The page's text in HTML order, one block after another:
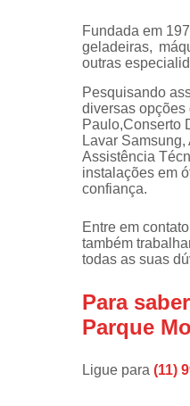
Fundada em
geladeiras,
outras
Pesquisando
diversas opções
Paulo,Conserto
Lavar
Assistência
instalações em
confiança.
Entre em
também
todas as suas
Para
Parque
Ligue para (11)